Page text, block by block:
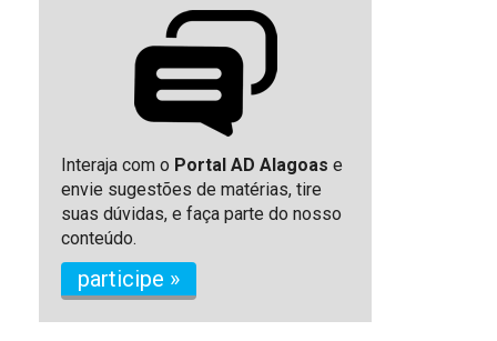
Interaja com o Portal AD Alagoas e
envie sugestões de matérias, tire
suas dúvidas, e faça parte do nosso
conteúdo.
participe »